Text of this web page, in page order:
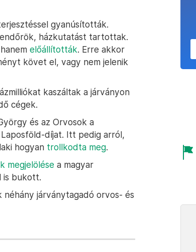
gyanúsították.
házkutatást tartottak.
előállították. Erre akkor
követ el, vagy nem jelenik
kaszáltak a járványon
cégek.
és az Orvosok a
díjat. Itt pedig arról,
hogyan trollkodta meg.
megjelölése a magyar
is bukott.
járványtagadó orvos- és